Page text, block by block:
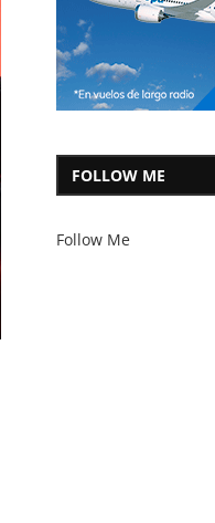
FOLLOW ME
Follow Me